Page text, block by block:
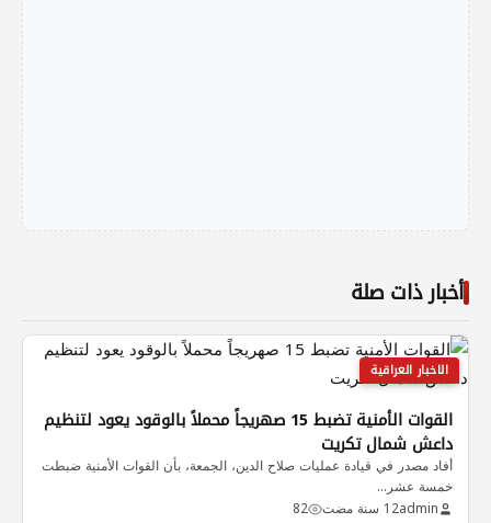
أخبار ذات صلة
الاخبار العراقية
القوات الأمنية تضبط 15 صهريجاً محملاً بالوقود يعود لتنظيم
داعش شمال تكريت
أفاد مصدر في قيادة عمليات صلاح الدين، الجمعة، بأن القوات الأمنية ضبطت
خمسة عشر…
admin12 سنة مضت 82